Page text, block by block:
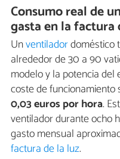
Consumo real de
gasta en la factura
Unventiladordoméstico
alrededor de 30 a 90
modelo y la potencia del
coste de funcionamiento
0,03 euros por hora.
ventilador durante ocho
gasto mensual
factura de la luz.